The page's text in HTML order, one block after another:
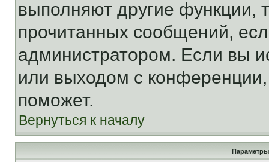
выполняют другие функции,
прочитанных сообщений,
администратором. Если вы
или выходом с
поможет.
Вернуться к началу
Параметры